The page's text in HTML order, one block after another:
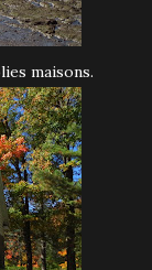
maisons.